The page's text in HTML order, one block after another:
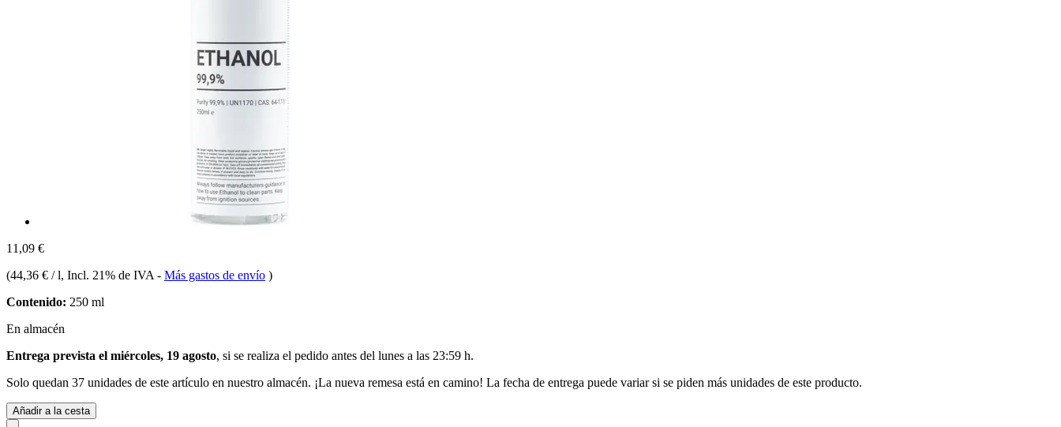
11,09 €
(44,36 € / l, Incl. 21% de IVA - Más gastos de envío )
Contenido: 250 ml
En almacén
Entrega prevista el miércoles, 19 agosto, si se realiza el pedido antes del lunes a las 23:59 h.
Solo quedan 37 unidades de este artículo en nuestro almacén. ¡La nueva remesa está en camino! La fecha de entrega puede variar si se piden más unidades de este producto.
Añadir a la cesta